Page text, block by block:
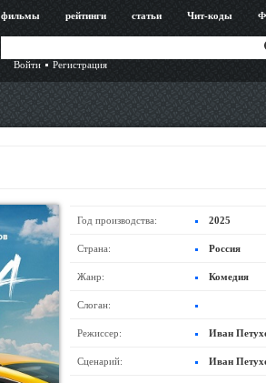
фильмы рейтинги статьи Чит-коды
Войти
Регистрация
Год производства: 2025
Страна: Россия
Жанр: Комедия
Слоган:
Режиссер: Иван
Сценарий: Иван